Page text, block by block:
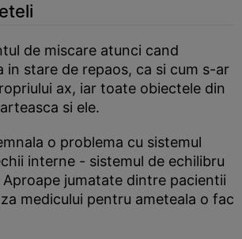
de miscare atunci cand
in stare de repaos, ca si cum s-ar
ax, iar toate obiectele din
si ele.
o problema cu sistemul
interne - sistemul de echilibru
Aproape jumatate dintre pacientii
medicului pentru ameteala o fac